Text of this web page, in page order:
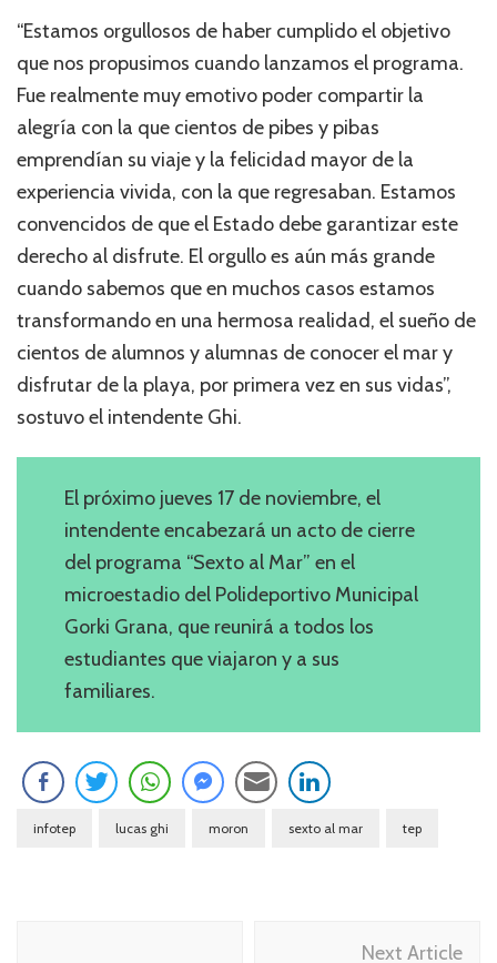
“Estamos orgullosos de haber cumplido el objetivo
que nos propusimos cuando lanzamos el programa.
Fue realmente muy emotivo poder compartir la
alegría con la que cientos de pibes y pibas
emprendían su viaje y la felicidad mayor de la
experiencia vivida, con la que regresaban. Estamos
convencidos de que el Estado debe garantizar este
derecho al disfrute. El orgullo es aún más grande
cuando sabemos que en muchos casos estamos
transformando en una hermosa realidad, el sueño de
cientos de alumnos y alumnas de conocer el mar y
disfrutar de la playa, por primera vez en sus vidas”,
sostuvo el intendente Ghi.
El próximo jueves 17 de noviembre, el
intendente encabezará un acto de cierre
del programa “Sexto al Mar” en el
microestadio del Polideportivo Municipal
Gorki Grana, que reunirá a todos los
estudiantes que viajaron y a sus
familiares.
infotep lucas ghi moron sexto al mar tep
Next Article